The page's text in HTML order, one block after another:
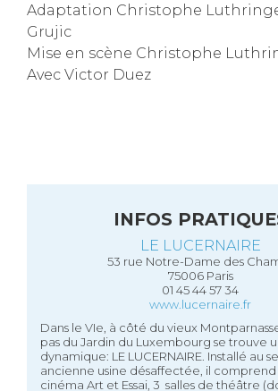
Adaptation Christophe
Grujic
Mise en scène Christophe
Avec Victor Duez
INFOS
LE LUCERNAIRE
53 rue Notre-Dame des
75006 Paris
01 45 44 57 34
www.lucernaire.fr
Dans le VIe, à côté du vieux
pas du Jardin du Luxembourg se trouve
dynamique: LE LUCERNAIRE. Installé au
ancienne usine désaffectée, il comprend
cinéma Art et Essai, 3 salles de théâtre